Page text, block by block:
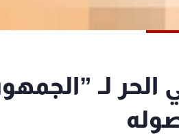
الحر لـ